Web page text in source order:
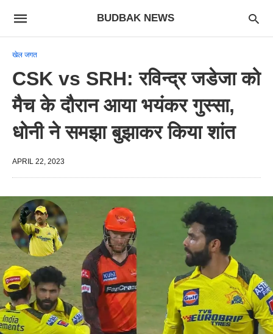
BUDBAK NEWS
खेल जगत
CSK vs SRH: रविन्द्र जडेजा को
मैच के दौरान आया भयंकर गुस्सा,
धोनी ने समझा बुझाकर किया शांत
APRIL 22, 2023